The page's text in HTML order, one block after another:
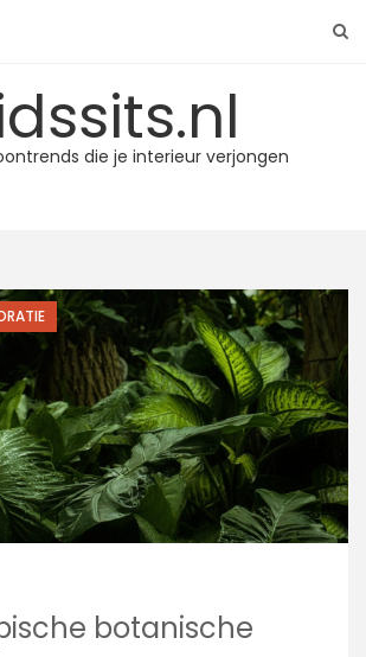
die je interieur verjongen
botanische